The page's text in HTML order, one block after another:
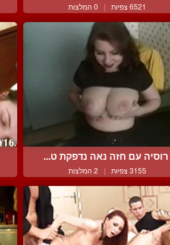
6521 צפיות | 0 המלצות
רוסיה עם חזה נאה נדפקת ט...
3155 צפיות | 2 המלצות